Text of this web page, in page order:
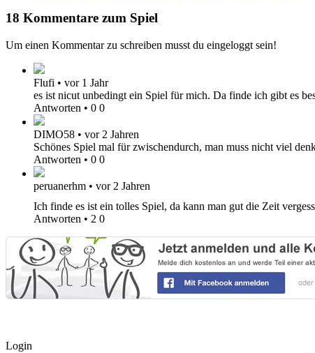
18 Kommentare zum Spiel
Um einen Kommentar zu schreiben musst du eingeloggt sein!
Flufi • vor 1 Jahr
es ist nicut unbedingt ein Spiel für mich. Da finde ich gibt es
Antworten • 0 0
DIMO58 • vor 2 Jahren
Schönes Spiel mal für zwischendurch, man muss nicht viel
Antworten • 0 0
peruanerhm • vor 2 Jahren
Ich finde es ist ein tolles Spiel, da kann man gut die Zeit
Antworten • 2 0
Login